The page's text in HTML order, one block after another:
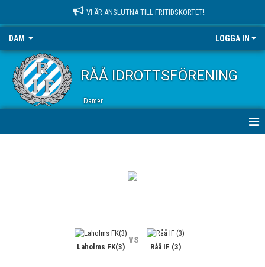
VI ÄR ANSLUTNA TILL FRITIDSKORTET!
DAM LOGGA IN
RÅÅ IDROTTSFÖRENING
Damer
Laholms FK(3)
vs
Råå IF (3)